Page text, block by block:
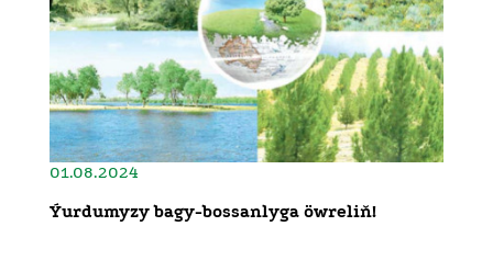
01.08.2024
Ýurdumyzy bagy-bossanlyga öwreliň!